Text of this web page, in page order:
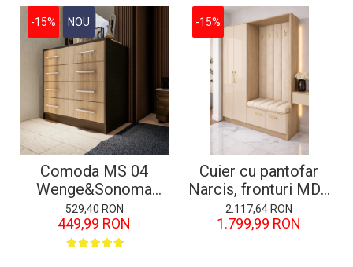
-15% NOU
Comoda MS 04
Wenge&Sonoma
80x45x85 cm
529,40 RON
449,99 RON
-15%
Cuier cu pantofar
Narcis, fronturi MDF
Lucios
2.117,64 RON
1.799,99 RON